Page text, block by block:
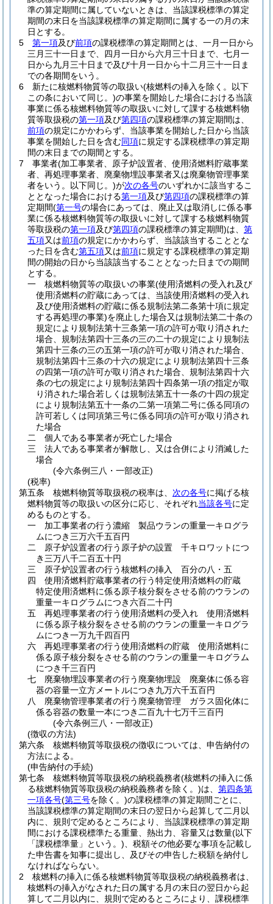
準の算定期間に属していないときは、当該課税標準の算定
期間の末日を当該課税標準の算定期間に属する一の月の末
日とする。
5
第一項及び前項の課税標準の算定期間とは、一月一日から
三月三十一日まで、四月一日から六月三十日まで、七月一
日から九月三十日まで及び十月一日から十二月三十一日ま
での各期間をいう。
6
新たに核燃料物質等の取扱い(核燃料の挿入を除く。以下
この条において同じ。)の事業を開始した場合における当該
事業に係る核燃料物質等の取扱いに対して課する核燃料物
質等取扱税の第一項及び第四項の課税標準の算定期間は、
前項の規定にかかわらず、当該事業を開始した日から当該
事業を開始した日を含む同項に規定する課税標準の算定期
間の末日までの期間とする。
7
事業者(加工事業者、原子炉設置者、使用済燃料貯蔵事業
者、再処理事業者、廃棄物埋設事業者又は廃棄物管理事業
者をいう。以下同じ。)が次の各号のいずれかに該当するこ
ととなった場合における第一項及び第四項の課税標準の算
定期間(第一号の場合にあっては、廃止又は取消しに係る事
業に係る核燃料物質等の取扱いに対して課する核燃料物質
等取扱税の第一項及び第四項の課税標準の算定期間)は、 第
五項又は前項の規定にかかわらず、当該該当することとな
った日を含む第五項又は前項に規定する課税標準の算定期
間の開始の日から当該該当することとなった日までの期間
とする。
一
核燃料物質等の取扱いの事業(使用済燃料の受入れ及び
使用済燃料の貯蔵にあっては、当該使用済燃料の受入れ
及び使用済燃料の貯蔵に係る規制法第二条第十項に規定
する再処理の事業)を廃止した場合又は規制法第二十条の
規定により規制法第十三条第一項の許可が取り消された
場合、規制法第四十三条の三の二十の規定により規制法
第四十三条の三の五第一項の許可が取り消された場合、
規制法第四十三条の十六の規定により規制法第四十三条
の四第一項の許可が取り消された場合、規制法第四十六
条の七の規定により規制法第四十四条第一項の指定が取
り消された場合若しくは規制法第五十一条の十四の規定
により規制法第五十一条の二第一項第二号に係る同項の
許可若しくは同項第三号に係る同項の許可が取り消され
た場合
二
個人である事業者が死亡した場合
三
法人である事業者が解散し、又は合併により消滅した
場合
(令六条例三八・一部改正)
(税率)
第五条
核燃料物質等取扱税の税率は、 次の各号に掲げる核
燃料物質等の取扱いの区分に応じ、それぞれ当該各号に定
めるものとする。
一
加工事業者の行う濃縮 製品ウランの重量一キログラ
ムにつき三万六千五百円
二
原子炉設置者の行う原子炉の設置 千キロワットにつ
き三万八千二百五十円
三
原子炉設置者の行う核燃料の挿入 百分の八・五
四
使用済燃料貯蔵事業者の行う特定使用済燃料の貯蔵
特定使用済燃料に係る原子核分裂をさせる前のウランの
重量一キログラムにつき六百二十円
五
再処理事業者の行う使用済燃料の受入れ 使用済燃料
に係る原子核分裂をさせる前のウランの重量一キログラ
ムにつき一万九千四百円
六
再処理事業者の行う使用済燃料の貯蔵 使用済燃料に
係る原子核分裂をさせる前のウランの重量一キログラム
につき千三百円
七
廃棄物埋設事業者の行う廃棄物埋設 廃棄体に係る容
器の容量一立方メートルにつき九万六千五百円
八
廃棄物管理事業者の行う廃棄物管理 ガラス固化体に
係る容器の数量一本につき二百九十七万千三百円
(令六条例三八・一部改正)
(徴収の方法)
第六条
核燃料物質等取扱税の徴収については、申告納付の
方法による。
(申告納付の手続)
第七条
核燃料物質等取扱税の納税義務者(核燃料の挿入に係
る核燃料物質等取扱税の納税義務者を除く。)は、 第四条第
一項各号(第三号を除く。)の課税標準の算定期間ごとに、
当該課税標準の算定期間の末日の翌日から起算して二月以
内に、規則で定めるところにより、当該課税標準の算定期
間における課税標準たる重量、熱出力、容量又は数量(以下
「課税標準量」という。) 、税額その他必要な事項を記載し
た申告書を知事に提出し、及びその申告した税額を納付し
なければならない。
2
核燃料の挿入に係る核燃料物質等取扱税の納税義務者は、
核燃料の挿入がなされた日の属する月の末日の翌日から起
算して二月以内に、規則で定めるところにより、課税標準